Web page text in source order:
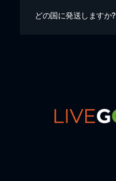
どの国に発送しますか?